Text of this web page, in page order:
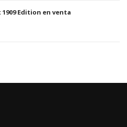
1909 Edition en venta